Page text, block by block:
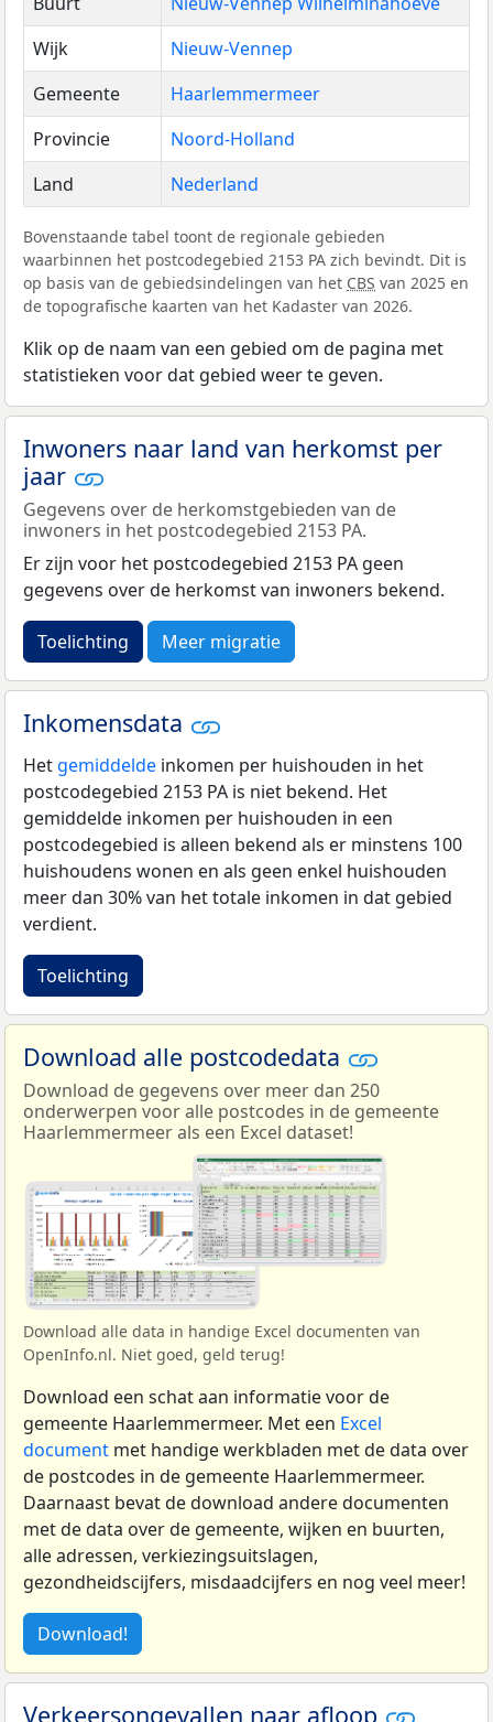
Wijk
Nieuw-Vennep
Gemeente
Haarlemmermeer
Provincie
Noord-Holland
Land
Nederland
Bovenstaande tabel toont de regionale gebieden
waarbinnen het postcodegebied 2153 PA zich bevindt. Dit is
op basis van de gebiedsindelingen van het CBS van 2025 en
de topografische kaarten van het Kadaster van 2026.
Klik op de naam van een gebied om de pagina met
statistieken voor dat gebied weer te geven.
Inwoners naar land van herkomst per
jaar
Gegevens over de herkomstgebieden van de
inwoners in het postcodegebied 2153 PA.
Er zijn voor het postcodegebied 2153 PA geen
gegevens over de herkomst van inwoners bekend.
Toelichting Meer migratie
Inkomensdata
Het gemiddelde inkomen per huishouden in het
postcodegebied 2153 PA is niet bekend. Het
gemiddelde inkomen per huishouden in een
postcodegebied is alleen bekend als er minstens 100
huishoudens wonen en als geen enkel huishouden
meer dan 30% van het totale inkomen in dat gebied
verdient.
Toelichting
Download alle postcodedata
Download de gegevens over meer dan 250
onderwerpen voor alle postcodes in de gemeente
Haarlemmermeer als een Excel dataset!
Download alle data in handige Excel documenten van
OpenInfo.nl. Niet goed, geld terug!
Download een schat aan informatie voor de
gemeente Haarlemmermeer. Met een Excel
document met handige werkbladen met de data over
de postcodes in de gemeente Haarlemmermeer.
Daarnaast bevat de download andere documenten
met de data over de gemeente, wijken en buurten,
alle adressen, verkiezingsuitslagen,
gezondheidscijfers, misdaadcijfers en nog veel meer!
Download!
Verkeersongevallen naar afloop